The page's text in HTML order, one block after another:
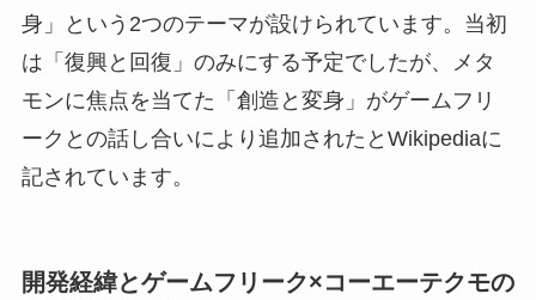
身」という2つのテーマが設けられています。当初
は「復興と回復」のみにする予定でしたが、メタ
モンに焦点を当てた「創造と変身」がゲームフリ
ークとの話し合いにより追加されたとWikipediaに
記されています。
開発経緯とゲームフリーク×コーエーテクモの